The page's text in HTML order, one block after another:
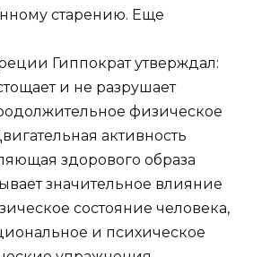
старению. Еще
Гиппократ утверждал:
и не разрушает
физическое
активность
здорового образа
значительное влияние
состояние человека,
и психическое